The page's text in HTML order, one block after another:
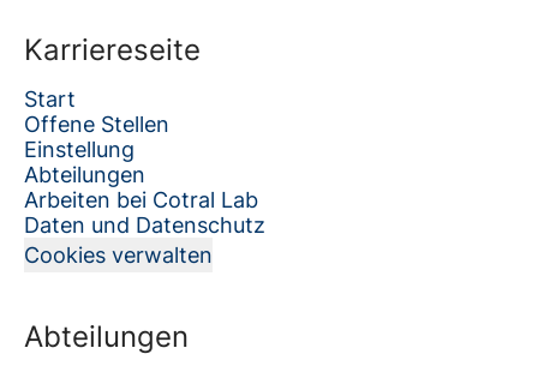
Karriereseite
Start
Offene Stellen
Einstellung
Abteilungen
Arbeiten bei Cotral Lab
Daten und Datenschutz
Cookies verwalten
Abteilungen